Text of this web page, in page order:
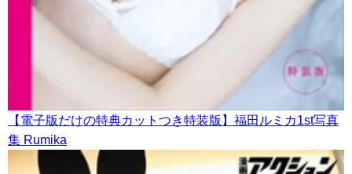
【電子版だけの特典カットつき特装版】福田ルミカ1st写真
集 Rumika